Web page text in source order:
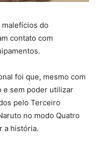
malefícios do
contato com
foi que, mesmo com
e sem poder utilizar
pelo Terceiro
no modo Quatro
a história.